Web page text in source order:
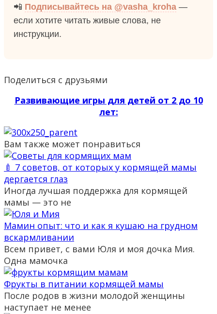
📲 Подписывайтесь на @vasha_kroha —
если хотите читать живые слова, не
инструкции.
Поделиться с друзьями
Развивающие игры для детей от 2 до 10
лет:
Вам также может понравиться
🍼 7 советов, от которых у кормящей мамы
дергается глаз
Иногда лучшая поддержка для кормящей
мамы — это не
Мамин опыт: что и как я кушаю на грудном
вскармливании
Всем привет, с вами Юля и моя дочка Мия.
Одна мамочка
Фрукты в питании кормящей мамы
После родов в жизни молодой женщины
наступает не менее